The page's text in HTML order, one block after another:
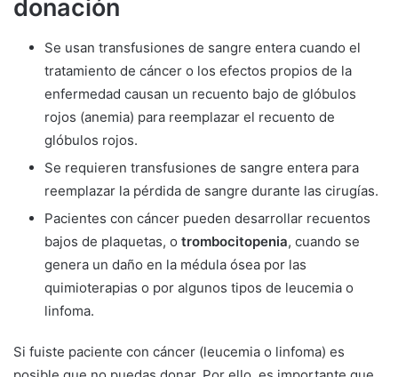
donación
Se usan transfusiones de sangre entera cuando el
tratamiento de cáncer o los efectos propios de la
enfermedad causan un recuento bajo de glóbulos
rojos (anemia) para reemplazar el recuento de
glóbulos rojos.
Se requieren transfusiones de sangre entera para
reemplazar la pérdida de sangre durante las cirugías.
Pacientes con cáncer pueden desarrollar recuentos
bajos de plaquetas, o trombocitopenia, cuando se
genera un daño en la médula ósea por las
quimioterapias o por algunos tipos de leucemia o
linfoma.
Si fuiste paciente con cáncer (leucemia o linfoma) es